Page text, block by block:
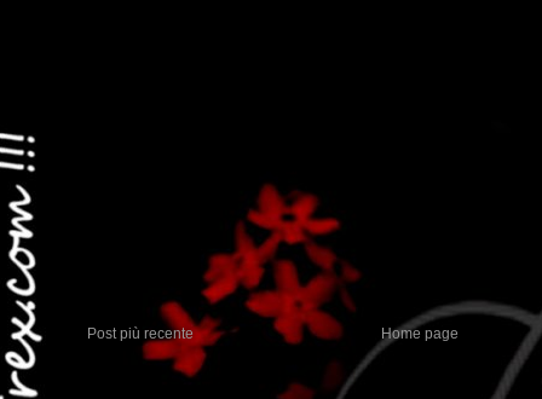
Post più recente Home page